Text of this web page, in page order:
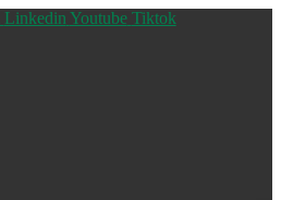
Linkedin Youtube Tiktok